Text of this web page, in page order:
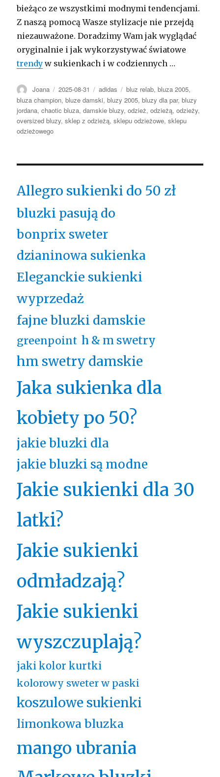
bieżąco ze wszystkimi modnymi tendencjami.
Z naszą pomocą Wasze stylizacje nie przejdą
niezauważone. Doradzimy Wam jak wyglądać
oryginalnie i jak wykorzystywać światowe
trendy w sukienkach i w codziennych …
Autor
Joana Opublikowano
2025-08-31 Kategorie
adidas Tagi
bluz relab,bluza 2005,
bluza champion,bluze damski,bluzy 2005,bluzy dla par,bluzy
jordana,chaotic bluza,damskie bluzy,odzież,odzieżą,odzieży,
oversized bluzy,sklep z odzieżą,sklepu odzieżowe,sklepu
odzieżowego
Allegro sukienki do 50 zł
bluzki pasują do
bonprix sweter
dzianinowa sukienka
Eleganckie sukienki
wyprzedaż
fajne bluzki damskie
greenpoint h & m swetry
hm swetry damskie
Jaka sukienka dla
kobiety po 50?
jakie bluzki dla
jakie bluzki są modne
Jakie sukienki dla 30
latki?
Jakie sukienki
odmładzają?
Jakie sukienki
wyszczuplają?
jaki kolor kurtki
kolorowy sweter w paski
koszulowe sukienki
limonkowa bluzka
mango ubrania